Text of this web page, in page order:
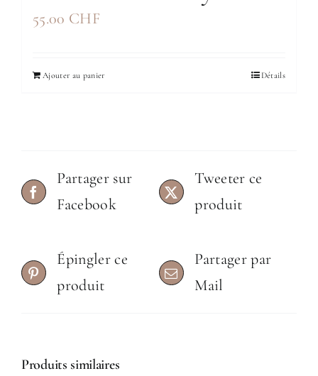
55.00 CHF
Ajouter au panier Détails
Partager sur
Facebook
Tweeter ce
produit
Épingler ce
produit
Partager par
Mail
Produits similaires